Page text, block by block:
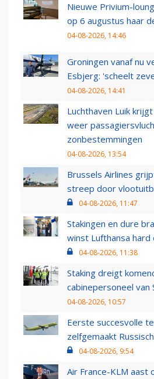
Nieuwe Privium-
op 6 augustus haar
04-08-2026, 14:46
Groningen vanaf nu
Esbjerg: 'scheelt
04-08-2026, 14:41
Luchthaven Luik
weer
zonbestemmingen
04-08-2026, 13:54
Brussels Airlines
streep door
04-08-2026, 11:47
Stakingen en dure
winst Lufthansa hard
04-08-2026, 11:38
Staking dreigt
cabinepersoneel van
04-08-2026, 10:57
Eerste succesvolle
zelfgemaakt
04-08-2026, 9:54
Air France-KLM aast